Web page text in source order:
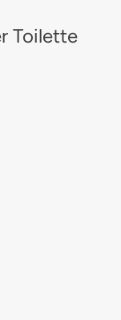
Toilette